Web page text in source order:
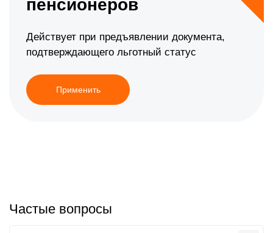
пенсионеров
Действует при предъявлении документа,
подтверждающего льготный статус
Применить
Частые вопросы